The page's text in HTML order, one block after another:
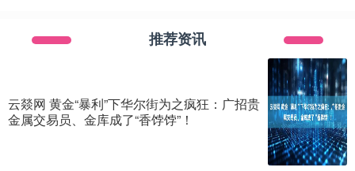
推荐资讯
云燚网 黄金“暴利”下华尔街为之疯狂：广招贵
金属交易员、金库成了“香饽饽”！